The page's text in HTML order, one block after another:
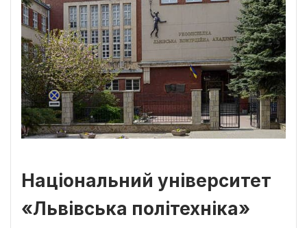
Національний університет
«Львівська політехніка»